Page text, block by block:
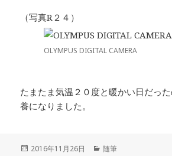
（写真R２４）
OLYMPUS DIGITAL CAMERA
たまたま気温２０度と暖かい日だっ
養になりました。
投
2016年11月26日
カ
随筆